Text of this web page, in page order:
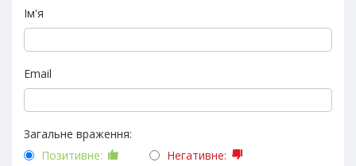
Ім'я
Email
Загальне враження:
Позитивне:
Негативне: